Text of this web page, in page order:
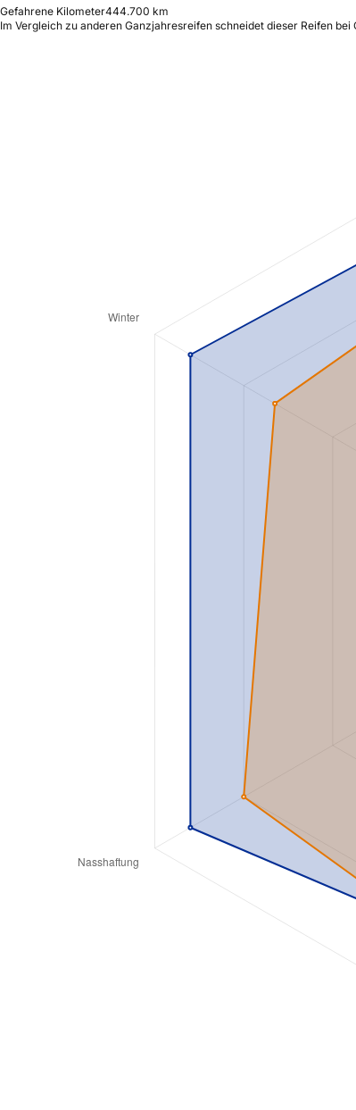
Gefahrene Kilometer444.700 km
Im Vergleich zu anderen Ganzjahresreifen schneidet dieser Reifen